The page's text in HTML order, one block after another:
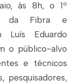
às 8h, o 1º
da Fibra e
Luís Eduardo
o público-alvo
e técnicos
pesquisadores,